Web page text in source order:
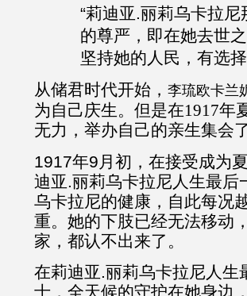
“莉迪亚.丽莉乌卡拉尼
的尊严，即在她去世
坚持她的人民，有选
从储君时代开始， 李琉欧卡兰
为自己庆生。但是在1917年
无力，举办自己的亲生集会了
1917年9月初，在接受成为
迪亚.丽莉乌卡拉尼人生最后
乌卡拉尼的健康，自此每况
重。她的下肢已经无法移动
家，都认不出来了。
在莉迪亚.丽莉乌卡拉尼人生
士，全天候的守护在她身边